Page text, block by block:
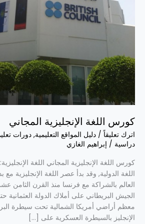
كورس اللغة الإنجليزية المجاني
اترك تعليقاً / دليل المواقع التعليمية, دورات
دراسية / إبراهيم الغازي
كورس اللغة الإنجليزية المجاني اللغة
اللغة الدولية, وقد بدأ عصر اللغة الإنجليزية مع
العالم بالشراكة مع فرنسا منذ القرن الثامن
الجيش البريطاني على أملاك الدولة العثمانية
معظم أراضي أمريكا الشمالية تحت سيطرة
الإنجليز بالسيطرة العسكرية على […]